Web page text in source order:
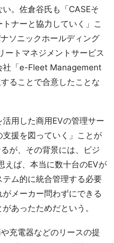
。佐倉谷氏も「CASEそ
ナーと協力していく」こ
ソニックホールディング
ートマネジメントサービス
社「e-Fleet Management
ることで合意したことな
活用した商用EVの管理サー
援を図っていく」ことが
が、その背景には、ビジ
えば、本当に数十台のEVが
ム的に統合管理する必要
メーカー問わずにできる
あったためだという。
充電器などのリースの提